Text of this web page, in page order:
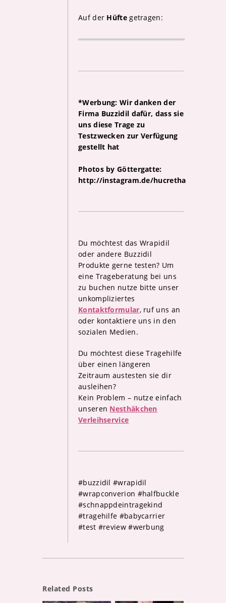
Auf der Hüftegetragen:
*Werbung: Wir danken der
Firma Buzzidil dafür, dass sie
uns diese Trage zu
Testzwecken zur Verfügung
gestellt hat
Photos by Göttergatte:
http://instagram.de/hucretha
Du möchtest das Wrapidil
oder andere Buzzidil
Produkte gerne testen? Um
eine Trageberatung bei uns
zu buchen nutze bitte unser
unkompliziertes
Kontaktformular, ruf uns an
oder kontaktiere uns in den
sozialen Medien.
Du möchtest diese Tragehilfe
über einen längeren
Zeitraum austesten sie dir
ausleihen?
Kein Problem – nutze einfach
unseren Nesthäkchen
Verleihservice
#buzzidil #wrapidil
#wrapconverion #halfbuckle
#schnappdeintragekind
#tragehilfe #babycarrier
#test #review #werbung
Related Posts